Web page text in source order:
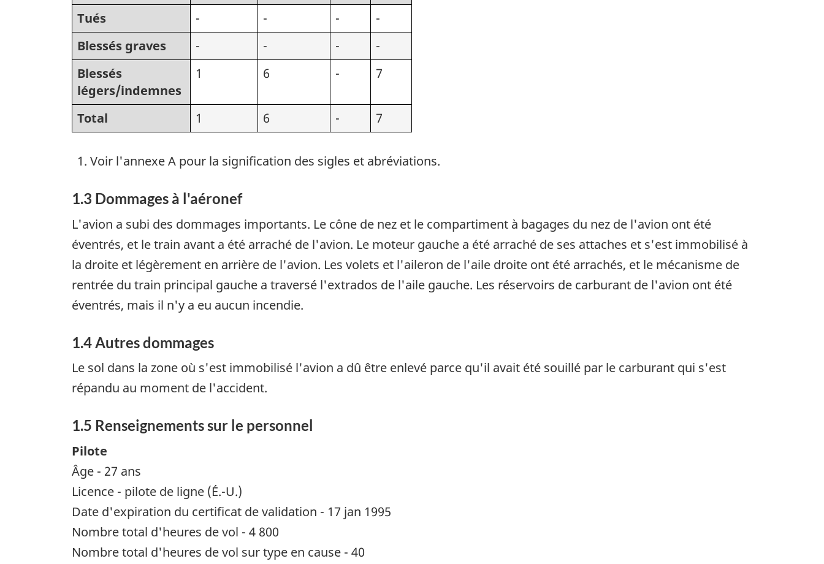
Tués
- - -
-
Blessés graves
- - -
-
Blessés
légers/indemnes
1 6 - 7
Total 1 6 - 7
Voir l'annexe A pour la signification des sigles et abréviations.
1.3 Dommages à l'aéronef
L'avion a subi des dommages importants. Le cône de nez et le compartiment à bagages du nez de l'avion ont été
éventrés, et le train avant a été arraché de l'avion. Le moteur gauche a été arraché de ses attaches et s'est immobilisé à
la droite et légèrement en arrière de l'avion. Les volets et l'aileron de l'aile droite ont été arrachés, et le mécanisme de
rentrée du train principal gauche a traversé l'extrados de l'aile gauche. Les réservoirs de carburant de l'avion ont été
éventrés, mais il n'y a eu aucun incendie.
1.4 Autres dommages
Le sol dans la zone où s'est immobilisé l'avion a dû être enlevé parce qu'il avait été souillé par le carburant qui s'est
répandu au moment de l'accident.
1.5 Renseignements sur le personnel
Pilote
Âge - 27 ans
Licence - pilote de ligne (É.-U.)
Date d'expiration du certificat de validation - 17 jan 1995
Nombre total d'heures de vol - 4 800
Nombre total d'heures de vol sur type en cause - 40